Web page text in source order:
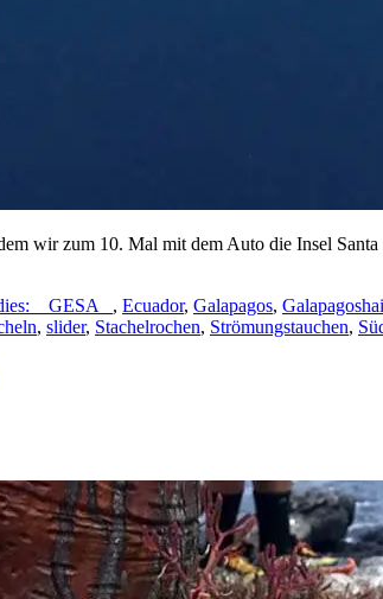
wir zum 10. Mal mit dem Auto die Insel
_ GESA _ , Ecuador, Galapagos,
, slider, Stachelrochen, Strömungstauchen,